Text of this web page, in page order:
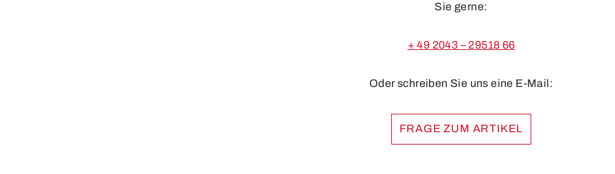
Sie gerne:
+ 49 2043 – 29518 66
Oder schreiben Sie uns eine E-Mail:
FRAGE ZUM ARTIKEL